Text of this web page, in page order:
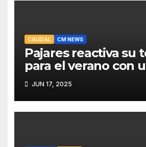
CAUDAL CM NEWS
Pajares reactiva su
para el verano con
programa de
JUN 17, 2025